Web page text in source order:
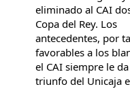
eliminado al CAI
Copa del Rey. Los
antecedentes, por
favorables a los
el CAI siempre le
triunfo del Unicaja